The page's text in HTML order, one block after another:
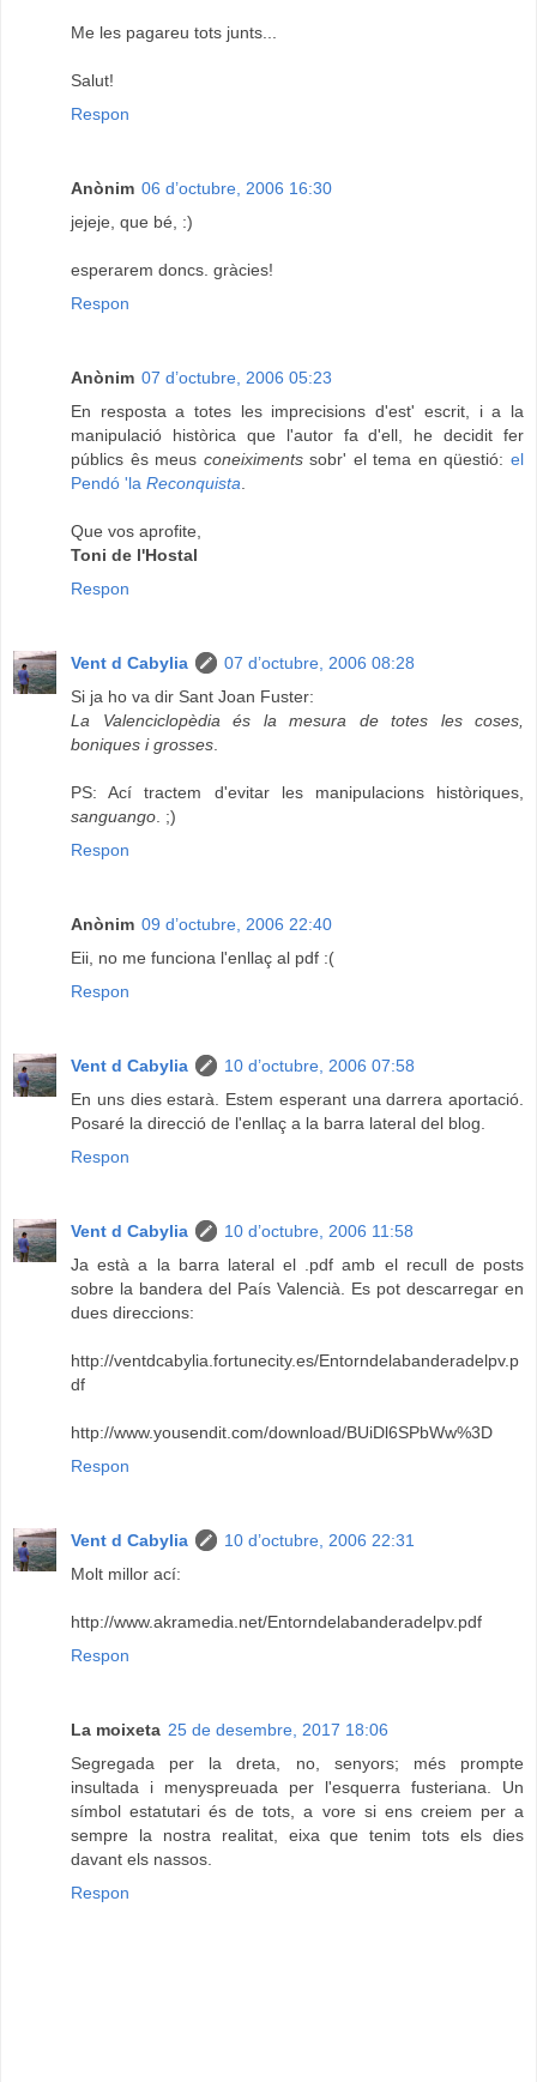
Me les pagareu tots junts...
Salut!
Respon
Anònim 06 d’octubre, 2006 16:30
jejeje, que bé, :)
esperarem doncs. gràcies!
Respon
Anònim 07 d’octubre, 2006 05:23
En resposta a totes les imprecisions d'est' escrit, i a la
manipulació històrica que l'autor fa d'ell, he decidit fer
públics ês meus coneiximentssobr' el tema en qüestió:el
Pendó 'la Reconquista.
Que vos aprofite,
Toni de l'Hostal
Respon
Vent d Cabylia
07 d’octubre, 2006 08:28
Si ja ho va dir Sant Joan Fuster:
La Valenciclopèdia és la mesura de totes les coses,
boniques i grosses.
PS: Ací tractem d'evitar les manipulacions històriques,
sanguango. ;)
Respon
Anònim 09 d’octubre, 2006 22:40
Eii, no me funciona l'enllaç al pdf :(
Respon
Vent d Cabylia
10 d’octubre, 2006 07:58
En uns dies estarà. Estem esperant una darrera aportació.
Posaré la direcció de l'enllaç a la barra lateral del blog.
Respon
Vent d Cabylia
10 d’octubre, 2006 11:58
Ja està a la barra lateral el .pdf amb el recull de posts
sobre la bandera del País Valencià. Es pot descarregar en
dues direccions:
http://ventdcabylia.fortunecity.es/Entorndelabanderadelpv.p
df
http://www.yousendit.com/download/BUiDl6SPbWw%3D
Respon
Vent d Cabylia
10 d’octubre, 2006 22:31
Molt millor ací:
http://www.akramedia.net/Entorndelabanderadelpv.pdf
Respon
La moixeta 25 de desembre, 2017 18:06
Segregada per la dreta, no, senyors; més prompte
insultada i menyspreuada per l'esquerra fusteriana. Un
símbol estatutari és de tots, a vore si ens creiem per a
sempre la nostra realitat, eixa que tenim tots els dies
davant els nassos.
Respon